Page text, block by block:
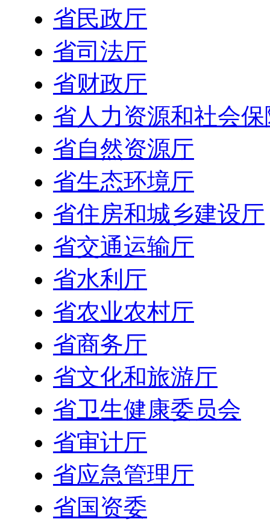
省民政厅
省司法厅
省财政厅
省人力资源和社会
省自然资源厅
省生态环境厅
省住房和城乡建设厅
省交通运输厅
省水利厅
省农业农村厅
省商务厅
省文化和旅游厅
省卫生健康委员会
省审计厅
省应急管理厅
省国资委